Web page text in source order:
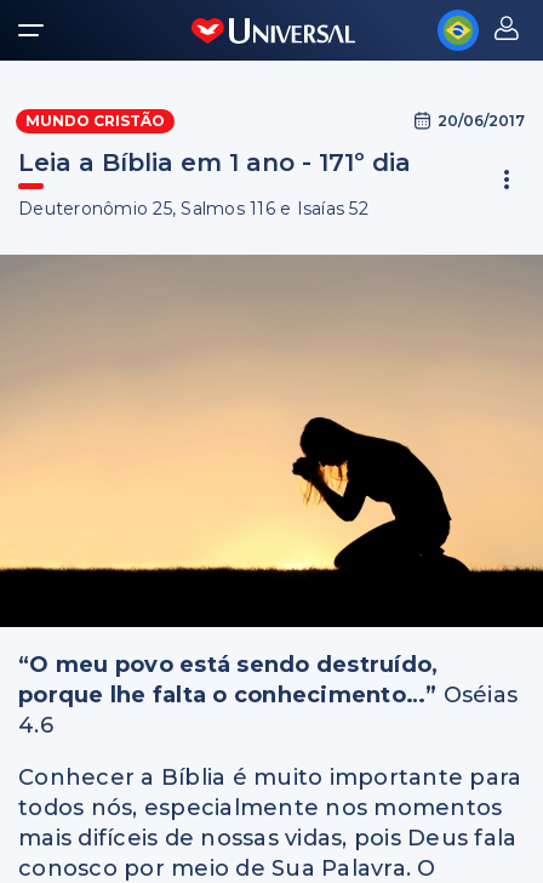
MUNDO CRISTÃO 20/06/2017
Leia a Bíblia em 1 ano - 171º dia
Deuteronômio 25, Salmos 116 e Isaías 52
“O meu povo está sendo destruído,
porque lhe falta o conhecimento…” Oséias
4.6
Conhecer a Bíblia é muito importante para
todos nós, especialmente nos momentos
mais difíceis de nossas vidas, pois Deus fala
conosco por meio de Sua Palavra. O